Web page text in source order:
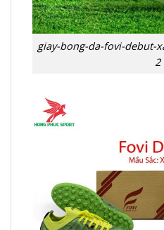
giay-bong-da-fovi-debut-
2